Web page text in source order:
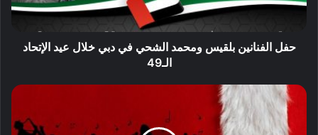
حفل الفنانين بلقيس ومحمد الشحي في دبي خلال عيد الإتحاد
الـ49